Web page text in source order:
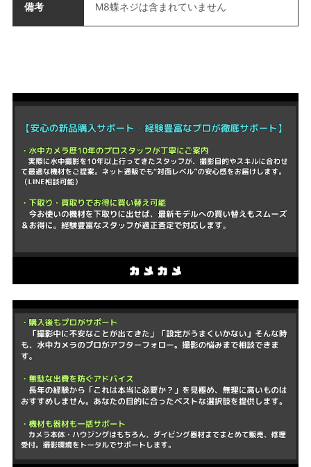
備考 M8蝶ネジは含まれていません